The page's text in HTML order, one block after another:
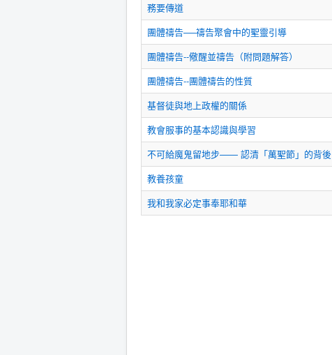
務要傳道
團體禱告──禱告聚會中的聖靈引導
團體禱告--儆醒並禱告（附問題解答）
團體禱告--團體禱告的性質
基督徒與地上政權的關係
教會服事的基本認識與學習
不可給魔鬼留地步—— 認清「萬聖節」的背後
教養孩童
我和我家必定事奉耶和華